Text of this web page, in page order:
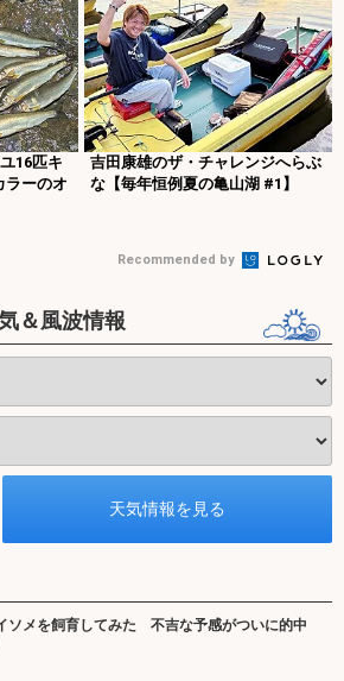
16匹キ
ラーのオ
吉田康雄のザ・チャレンジへらぶ
な【毎年恒例夏の亀山湖 #1】
Recommended by
＆風波情報
ソメを飼育してみた 不吉な予感がついに的中